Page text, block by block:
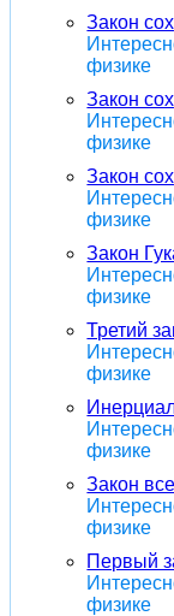
Закон
физике
Закон
физике
Закон
физике
Закон
физике
Третий
физике
физике
Закон
физике
Первый
физике